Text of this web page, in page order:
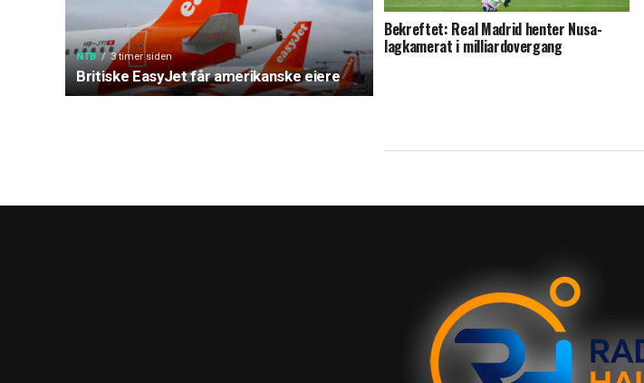
NTB 3 timer siden
Britiske EasyJet får amerikanske eiere
Bekreftet: Real Madrid henter Nusa-
lagkamerat i milliardovergang